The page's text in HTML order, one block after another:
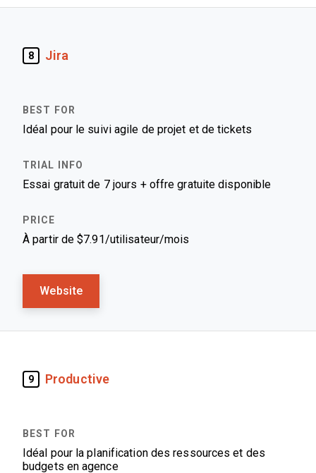
8 Jira
Idéal pour le suivi agile de projet et de tickets
Essai gratuit de 7 jours + offre gratuite disponible
À partir de $7.91/utilisateur/mois
Website
9 Productive
Idéal pour la planification des ressources et des
budgets en agence